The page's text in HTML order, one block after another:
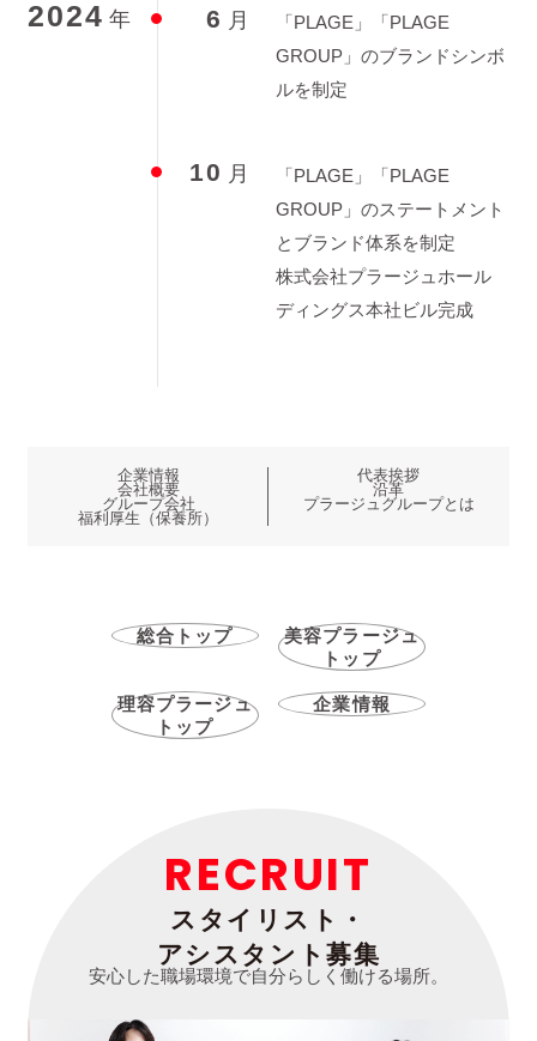
2024 年 6 月
「PLAGE」「PLAGE
GROUP」のブランドシンボ
ルを制定
10 月
「PLAGE」「PLAGE
GROUP」のステートメント
とブランド体系を制定
株式会社プラージュホール
ディングス本社ビル完成
企業情報
代表挨拶
会社概要
沿革
グループ会社
プラージュグループとは
福利厚生（保養所）
総合トップ
美容プラージュ
トップ
理容プラージュ
トップ
企業情報
RECRUIT
スタイリスト・
アシスタント募集
安心した職場環境で自分らしく働ける場所。